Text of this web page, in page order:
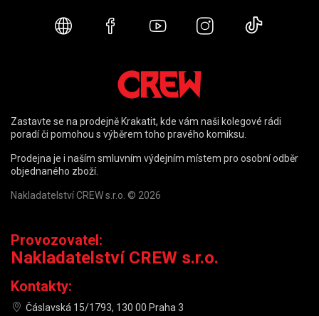
Webové stránky
FacebookYouTubeInstagram
Zastavte se na prodejně Krakatit, kde vám naši kolegové rádi
poradí či pomohou s výběrem toho pravého komiksu.
Prodejna je i naším smluvním výdejním místem pro osobní odběr
objednaného zboží.
Nakladatelství CREW s.r.o. © 2026
Provozovatel:
Nakladatelství CREW s.r.o.
Kontakty:
Čáslavská 15/1793, 130 00 Praha 3